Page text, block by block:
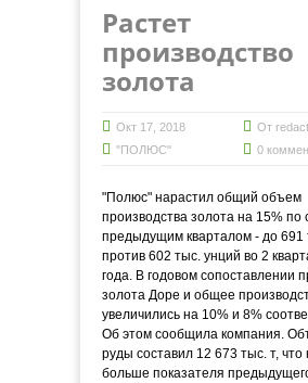
Растет
производство
золота
Окт 17, 2018 От
"ПОЛЮС"
0
"Полюс" нарастил общий объем
производства золота на 15% по
предыдущим кварталом - до 691
против 602 тыс. унций во 2
года. В годовом сопоставлении
золота Доре и общее
увеличились на 10% и 8%
Об этом сообщила компания.
руды составил 12 673 тыс. т, что
больше показателя